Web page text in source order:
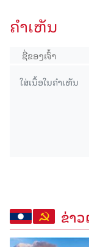
ຄໍາເຫັນ
ຂ່າ